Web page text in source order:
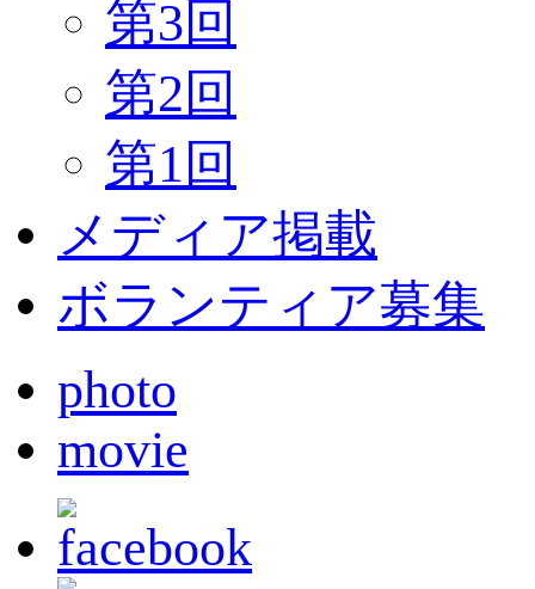
第3回
第2回
第1回
メディア掲載
ボランティア募集
photo
movie